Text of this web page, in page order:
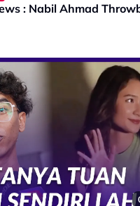
: Nabil Ahmad